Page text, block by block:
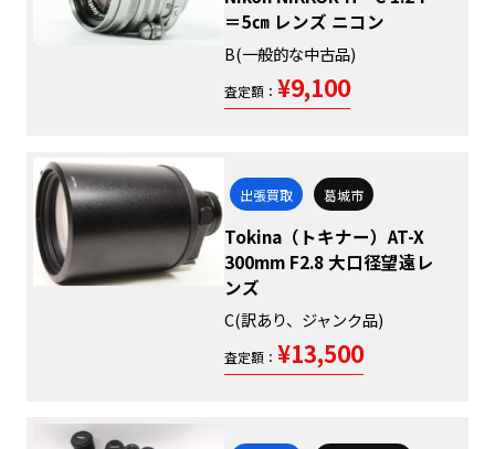
＝5㎝ レンズ ニコン
B(一般的な中古品)
査定額： ¥9,100
出張買取 葛城市
Tokina（トキナー）AT-X
300mm F2.8 大口径望遠レ
ンズ
C(訳あり、ジャンク品)
査定額： ¥13,500